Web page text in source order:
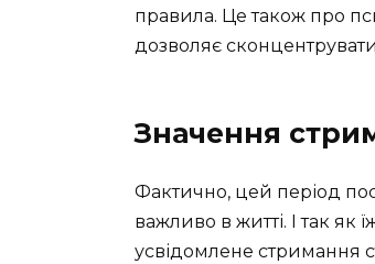
правила. Це також про
дозволяє
Значення
Фактично, цей період
важливо в житті. І так
усвідомлене стримання